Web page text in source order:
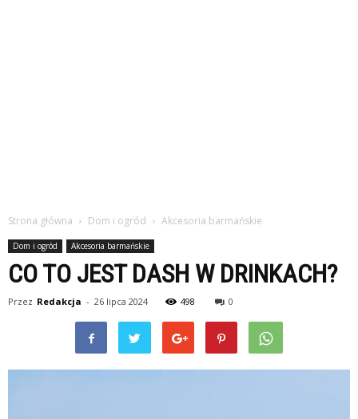
Strona główna Dom i ogród Akcesoria barmańskie
Dom i ogród Akcesoria barmańskie
CO TO JEST DASH W DRINKACH?
Przez Redakcja - 26 lipca 2024 498 0